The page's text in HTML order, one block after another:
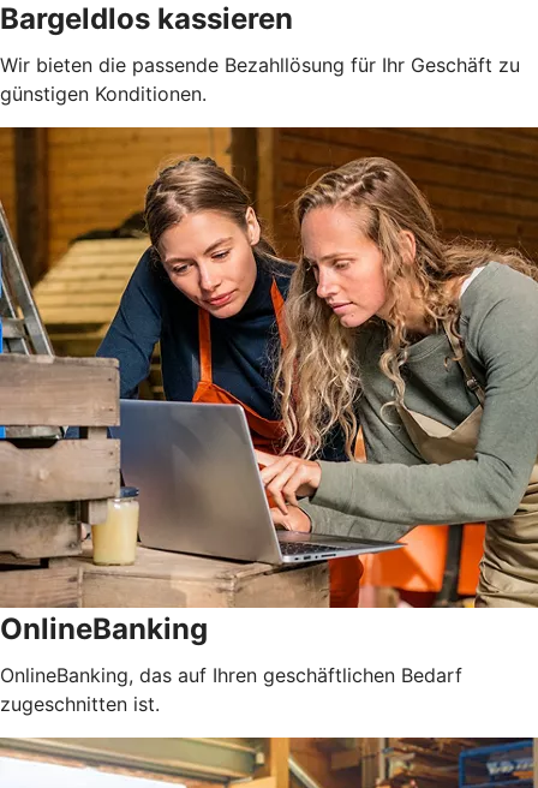
Bargeldlos kassieren
Wir bieten die passende Bezahllösung für Ihr Geschäft zu
günstigen Konditionen.
OnlineBanking
OnlineBanking, das auf Ihren geschäftlichen Bedarf
zugeschnitten ist.